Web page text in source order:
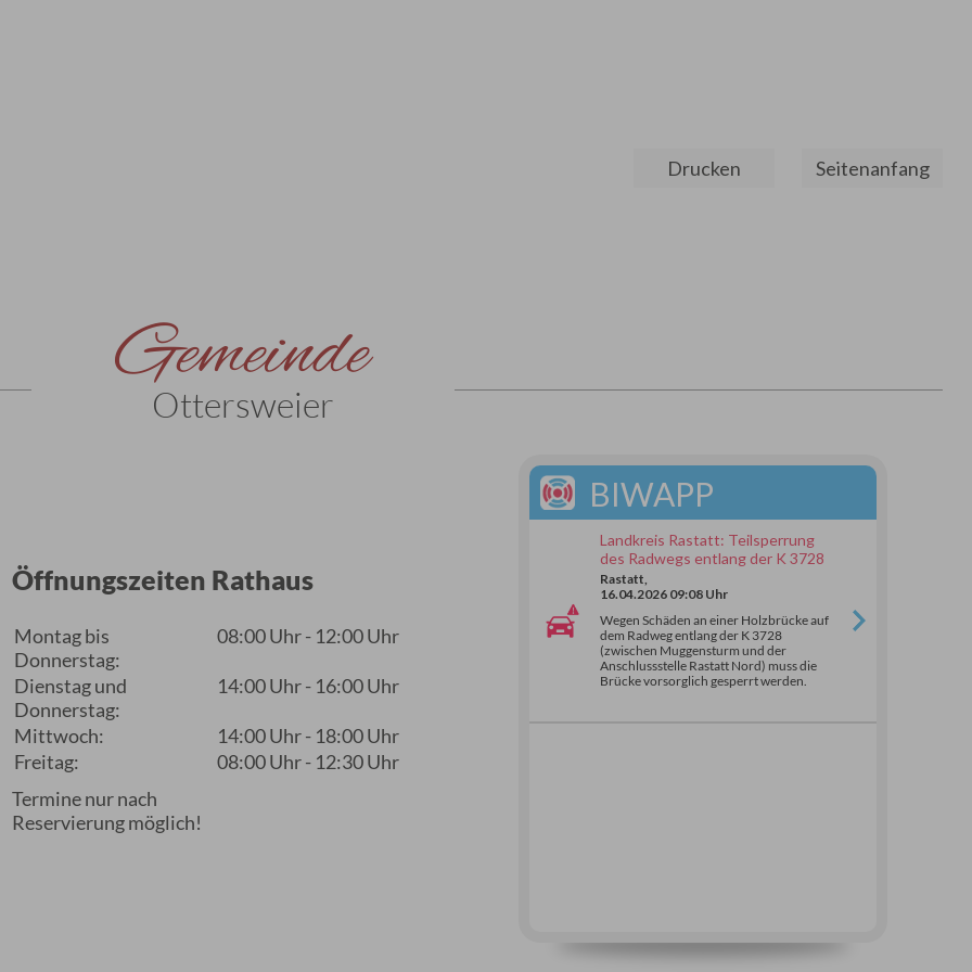
Seitenanfang
Drucken
Gemeinde
Ottersweier
Öffnungszeiten Rathaus
Montag bis
Donnerstag:
08:00 Uhr - 12:00 Uhr
Dienstag und
Donnerstag:
14:00 Uhr - 16:00 Uhr
Mittwoch:
14:00 Uhr - 18:00 Uhr
Freitag:
08:00 Uhr - 12:30 Uhr
Termine nur nach
Reservierung möglich!
BIWAPP
Landkreis Rastatt: Teilsperrung
des Radwegs entlang der K 3728
Rastatt,
16.04.2026 09:08 Uhr
Wegen Schäden an einer Holzbrücke auf
dem Radweg entlang der K 3728
(zwischen Muggensturm und der
Anschlussstelle Rastatt Nord) muss die
Brücke vorsorglich gesperrt werden.